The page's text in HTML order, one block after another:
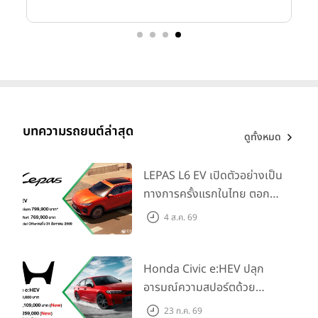
บทความรถยนต์ล่าสุด ดูทั้งหมด
LEPAS L6 EV เปิดตัวอย่างเป็น
ทางการครั้งแรกในไทย ตอกย้ำ
วิสัยทัศน์ “Drive Your
4 ส.ค. 69
Honda Civic e:HEV ปลุก
อารมณ์ความสปอร์ตด้วย
Honda S+ Shift ครั้งแรกใน
23 ก.ค. 69